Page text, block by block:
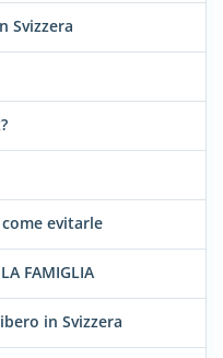
Svizzera
evitarle
FAMIGLIA
in Svizzera